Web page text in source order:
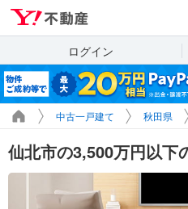
ログイン
中古一戸建て 秋田県
仙北市の3,500万円以下